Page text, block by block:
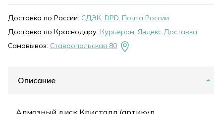
Доставка по России: СДЭК, DPD, Почта России
Доставка по Краснодару: Курьером, Яндекс Доставка
Самовывоз: Ставропольская 80
Описание
Алмазный диск Кристалл (артикул